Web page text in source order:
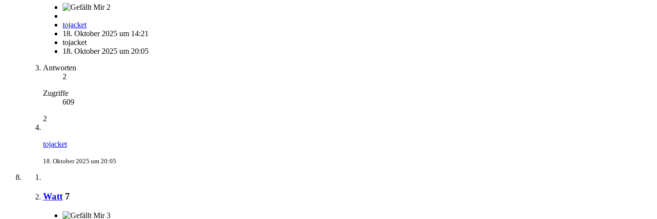
2
tojacket
18. Oktober 2025 um 14:21
tojacket
18. Oktober 2025 um 20:05
Antworten
2
Zugriffe
609
2
tojacket
18. Oktober 2025 um 20:05
Watt 7
3